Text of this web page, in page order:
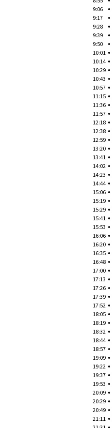
9:06
9:17
9:28
9:39
9:50
10:01
10:14
10:29
10:43
10:57
11:15
11:36
11:57
12:18
12:38
12:59
13:20
13:41
14:02
14:23
14:44
15:06
15:19
15:29
15:41
15:53
16:06
16:20
16:35
16:48
17:00
17:13
17:26
17:39
17:52
18:05
18:19
18:32
18:44
18:57
19:09
19:22
19:37
19:53
20:09
20:29
20:49
21:11